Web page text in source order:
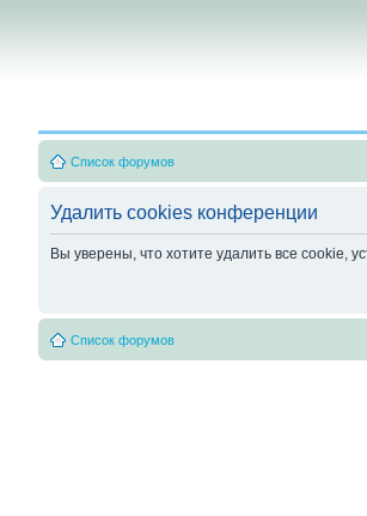
Список форумов
Удалить cookies конференции
Вы уверены, что хотите удалить все cookie,
Список форумов